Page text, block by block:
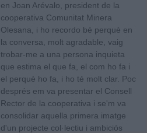
en Joan Arévalo, president de la
cooperativa Comunitat Minera
Olesana, i ho recordo bé perquè en
la conversa, molt agradable, vaig
trobar-me a una persona inquieta
que estima el que fa, el com ho fa i
el perquè ho fa, i ho té molt clar. Poc
després em va presentar el Consell
Rector de la cooperativa i se'm va
consolidar aquella primera imatge
d'un projecte col·lectiu i ambiciós